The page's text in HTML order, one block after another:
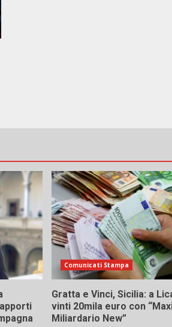
Comunicati Stampa
Gratta e Vinci, Sicilia: a
vinti 20mila euro con
Miliardario New”